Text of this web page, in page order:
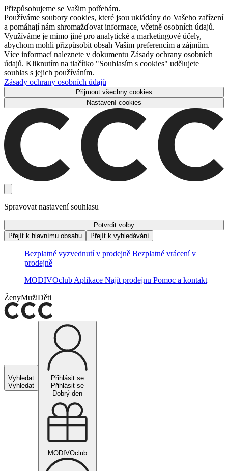
Přizpůsobujeme se Vašim potřebám.
Používáme soubory cookies, které jsou ukládány do Vašeho zařízení
a pomáhají nám shromažďovat informace, včetně osobních údajů.
Využíváme je mimo jiné pro analytické a marketingové účely,
abychom mohli přizpůsobit obsah Vašim preferencím a zájmům.
Více informací naleznete v dokumentu Zásady ochrany osobních
údajů. Kliknutím na tlačítko "Souhlasím s cookies" udělujete
souhlas s jejich používáním.
Zásady ochrany osobních údajů
Přijmout všechny cookies
Nastavení cookies
Spravovat nastavení souhlasu
Potvrdit volby
Přejít k hlavnímu obsahu
Přejít k vyhledávání
Bezplatné vyzvednutí v prodejně Bezplatné vrácení v
prodejně
MODIVOclub Aplikace Najít prodejnu Pomoc a kontakt
ŽenyMužiDěti
Vyhledat
Vyhledat
Přihlásit se
Přihlásit se
Dobrý den
MODIVOclub